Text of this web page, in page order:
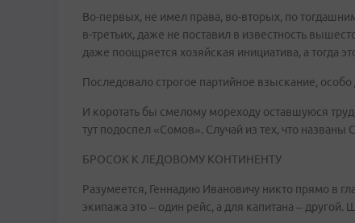
Во-первых, не имел права, во-вторых, по
в-третьих, даже не поставил в известность
даже поощряется хозяйская инициатива, а тогда
Последовало строгое партийное взыскание,
И коротать бы смелому мореходу оставшуюся
тут подоспел «Сомов». Случай из тех, что
БРОСОК К ЛЕДОВОМУ КОНТИНЕНТУ
Разумеется, Геннадию Ивановичу никто прямо в
экипажа это – один рейс, а для капитана – другой.